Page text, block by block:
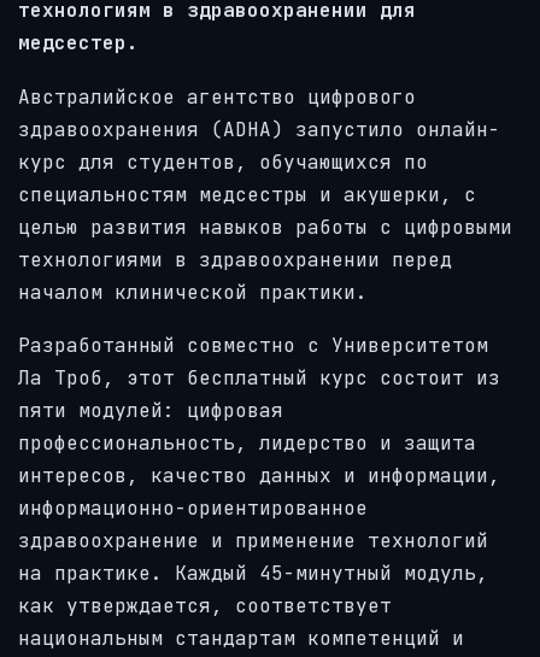
технологиям в здравоохранении для
медсестер.
Австралийское агентство цифрового
здравоохранения (ADHA) запустило онлайн-
курс для студентов, обучающихся по
специальностям медсестры и акушерки, с
целью развития навыков работы с цифровыми
технологиями в здравоохранении перед
началом клинической практики.
Разработанный совместно с Университетом
Ла Троб, этот бесплатный курс состоит из
пяти модулей: цифровая
профессиональность, лидерство и защита
интересов, качество данных и информации,
информационно-ориентированное
здравоохранение и применение технологий
на практике. Каждый 45-минутный модуль,
как утверждается, соответствует
национальным стандартам компетенций и